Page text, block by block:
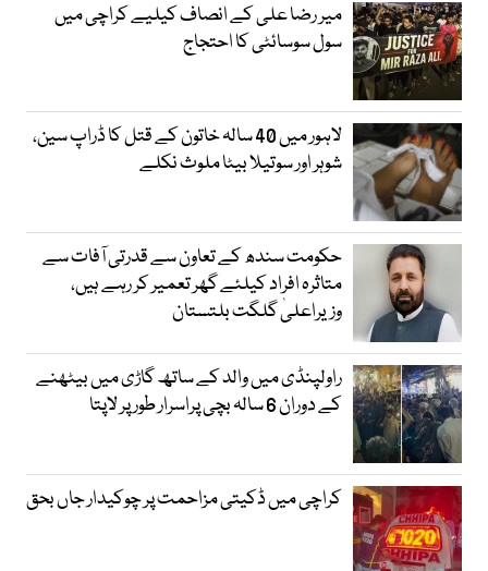
میر رضا علی کے انصاف کیلیے کراچی میں
سول سوسائٹی کا احتجاج
لاہور میں 40 سالہ خاتون کے قتل کا ڈراپ سین،
شوہر اور سوتیلا بیٹا ملوث نکلے
حکومت سندھ کے تعاون سے قدرتی آفات سے
متاثرہ افراد کیلئے گھر تعمیر کر رہے ہیں،
وزیراعلیٰ گلگت بلتستان
راولپنڈی میں والد کے ساتھ گاڑی میں بیٹھنے
کے دوران 6 سالہ بچی پراسرار طور پر لاپتا
کراچی میں ڈکیتی مزاحمت پر چوکیدار جاں بحق